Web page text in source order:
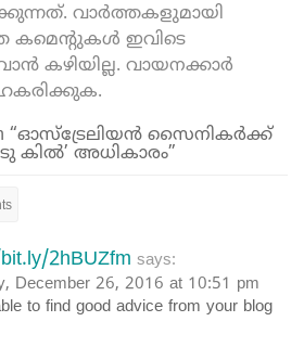
വാർത്തകളുമായി
കമെന്റുകൾ ഇവിടെ
കഴിയില്ല. വായനക്കാർ
on “ഓസ്‌ട്രേലിയന്‍ സൈനികര്‍ക്ക്
അധികാരം”
2hBUZfm says:
December 26, 2016 at 10:51 pm
to find good advice from your blog